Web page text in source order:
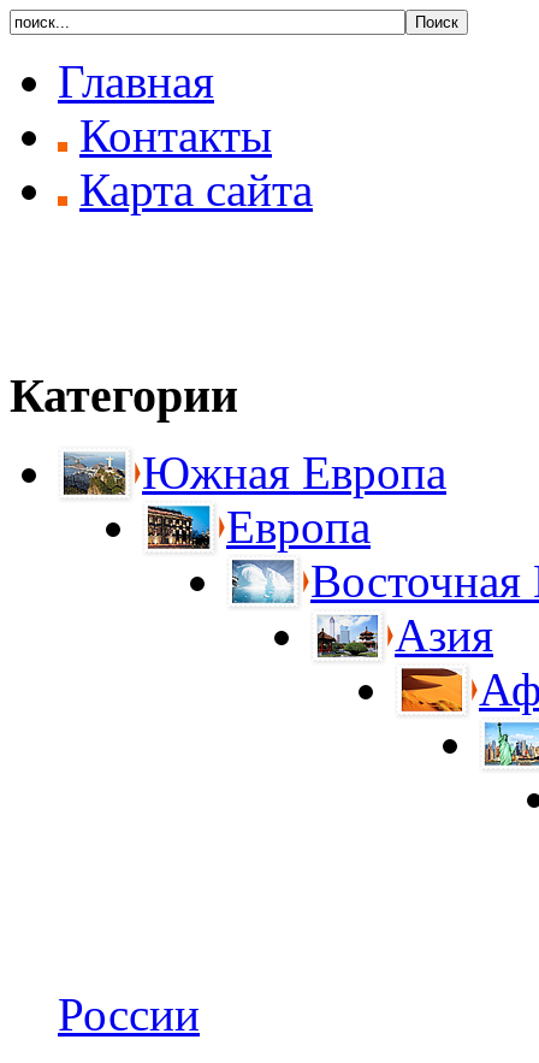
Главная
Контакты
Карта сайта
Категории
Южная Европа
Европа
Восточная
Азия
России